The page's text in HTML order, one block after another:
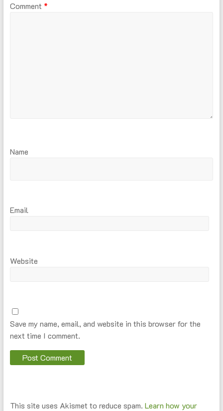
Comment *
Name
Email
Website
Save my name, email, and website in this browser for the
next time I comment.
This site uses Akismet to reduce spam. Learn how your